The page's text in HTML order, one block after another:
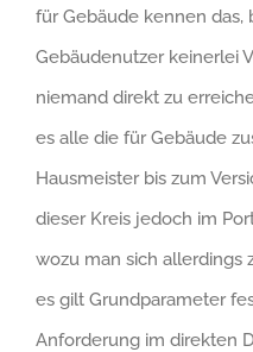
für Gebäude kennen das,
Gebäudenutzer keinerlei
niemand direkt zu
es alle die für Gebäude
Hausmeister bis zum
dieser Kreis jedoch im
wozu man sich allerdings
es gilt Grundparameter
Anforderung im direkten